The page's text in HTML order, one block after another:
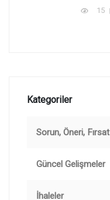
15
Kategoriler
Sorun, Öneri, Fırsat
Güncel Gelişmeler
İhaleler